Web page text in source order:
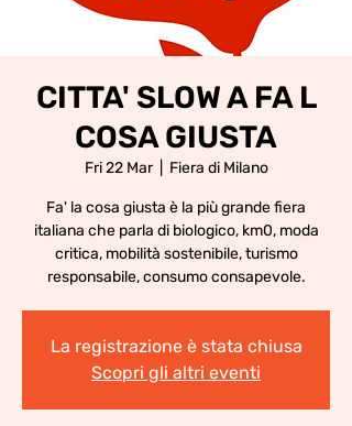
CITTA' SLOW A FA L
COSA GIUSTA
Fri 22 Mar
  |
Fiera di Milano
Fa' la cosa giusta è la più grande fiera
italiana che parla di biologico, km0, moda
critica, mobilità sostenibile, turismo
responsabile, consumo consapevole.
La registrazione è stata chiusa
Scopri gli altri eventi